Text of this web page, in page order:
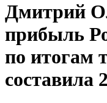
Дмитрий
прибыль
по итогам
составила